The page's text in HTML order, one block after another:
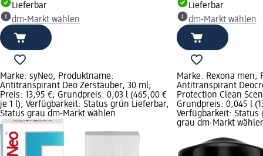
Lieferbar
dm-Markt wählen
Lieferbar
dm-Markt wählen
Marke: syNeo; Produktname:
Antitranspirant Deo Zerstäuber, 30 ml;
Preis: 13,95 €; Grundpreis: 0,03 l (465,00 €
je 1 l); Verfügbarkeit: Status grün Lieferbar,
Status grau dm-Markt wählen
Marke: Rexona men;
Antitranspirant
Protection Clean
Grundpreis: 0,045 l
Verfügbarkeit: Status
grau dm-Markt